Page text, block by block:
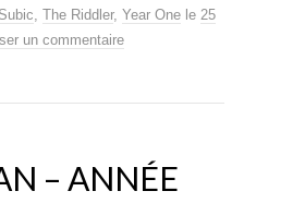
, The Riddler, Year One le 25
un commentaire
– ANNÉE